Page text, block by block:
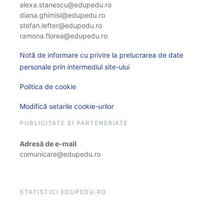
alexa.stanescu@edupedu.ro
diana.ghimisi@edupedu.ro
stefan.lefter@edupedu.ro
ramona.florea@edupedu.ro
Notă de informare cu privire la prelucrarea de date
personale prin intermediul site-ului
Politica de cookie
Modifică setarile cookie-urilor
PUBLICITATE ȘI PARTENERIATE
Adresă de e-mail
comunicare@edupedu.ro
STATISTICI EDUPEDU.RO